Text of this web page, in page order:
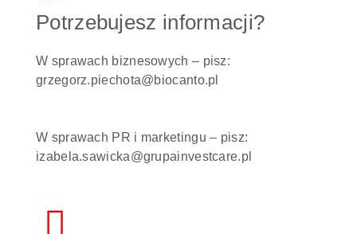
Potrzebujesz informacji?
W sprawach biznesowych – pisz:
grzegorz.piechota@biocanto.pl
W sprawach PR i marketingu – pisz:
izabela.sawicka@grupainvestcare.pl